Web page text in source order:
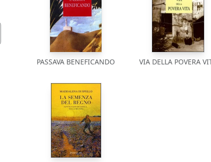
PASSAVA BENEFICANDO VIA DELLA POVERA